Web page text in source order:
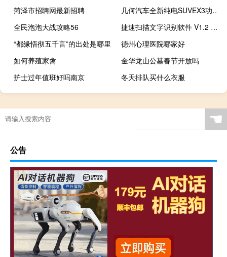
菏泽市招聘网最新招聘
几何汽车全新纯电SUVEX3功夫牛正式亮相
全民泡泡大战攻略56
捷速扫描文字识别软件 V1.2 官方版（捷速扫描文字识别软件 V1.2 官方版功能简介）
“都缘悟彻五千言”的出处是哪里
德州心理医院哪家好
如何养殖家禽
金华龙山公墓春节开放吗
护士过年值班好吗南京
冬天排队买什么衣服
☚
公告